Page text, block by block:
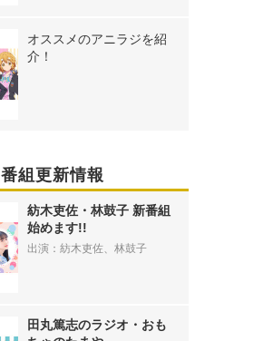
オススメのアニラジを紹
介！
番組更新情報
紡木吏佐・林鼓子 新番組
始めます!!
出演：紡木吏佐、林鼓子
田丸篤志のラジオ・おも